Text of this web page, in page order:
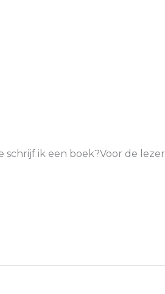
schrijf ik een boek?Voor de lezer